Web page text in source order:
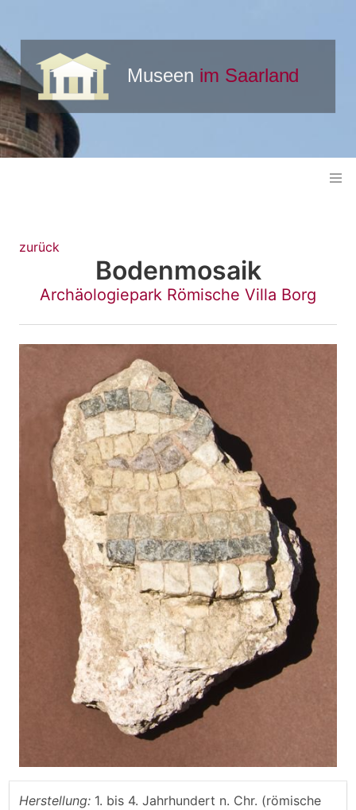
zurück
Bodenmosaik
Archäologiepark Römische Villa Borg
Herstellung: 1. bis 4. Jahrhundert n. Chr. (römische